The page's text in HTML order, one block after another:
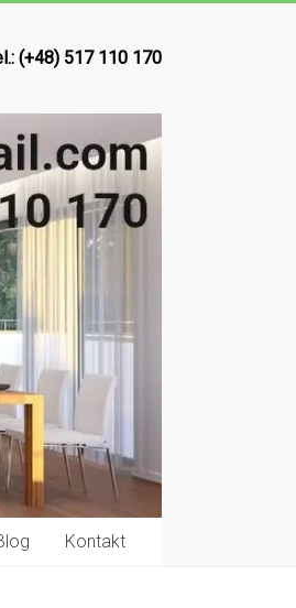
(+48) 517 110 170
Kontakt